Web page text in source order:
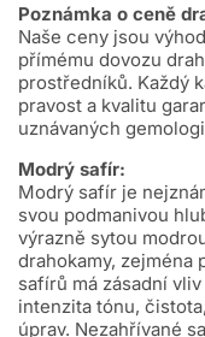
Poznámka o ceně
Naše ceny jsou
přímému dovozu
prostředníků. Každý
pravost a kvalitu
uznávaných
Modrý safír:
Modrý safír je
svou podmanivou
výrazně sytou
drahokamy, zejména
safírů má zásadní
intenzita tónu,
úprav. Nezahřívané